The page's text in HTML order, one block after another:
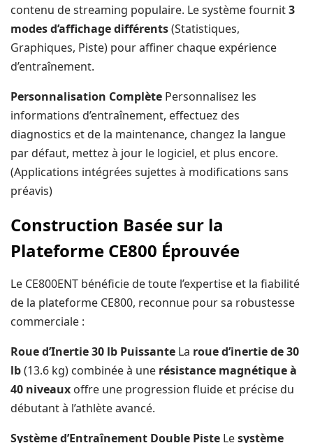
contenu de streaming populaire. Le système fournit3
modes d’affichage différents(Statistiques,
Graphiques, Piste) pour affiner chaque expérience
d’entraînement.
Personnalisation Complète Personnalisez les
informations d’entraînement, effectuez des
diagnostics et de la maintenance, changez la langue
par défaut, mettez à jour le logiciel, et plus encore.
(Applications intégrées sujettes à modifications sans
préavis)
Construction Basée sur la
Plateforme CE800 Éprouvée
Le CE800ENT bénéficie de toute l’expertise et la fiabilité
de la plateforme CE800, reconnue pour sa robustesse
commerciale :
Roue d’Inertie 30 lb Puissante La roue d’inertie de 30
lb(13.6 kg) combinée à une résistance magnétique à
40 niveaux offre une progression fluide et précise du
débutant à l’athlète avancé.
Système d’Entraînement Double Piste Lesystème